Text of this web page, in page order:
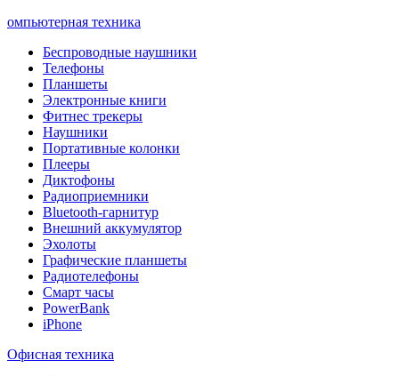
омпьютерная техника
Беспроводные наушники
Телефоны
Планшеты
Электронные книги
Фитнес трекеры
Наушники
Портативные колонки
Плееры
Диктофоны
Радиоприемники
Bluetooth-гарнитур
Внешний аккумулятор
Эхолоты
Графические планшеты
Радиотелефоны
Смарт часы
PowerBank
iPhone
Офисная техника